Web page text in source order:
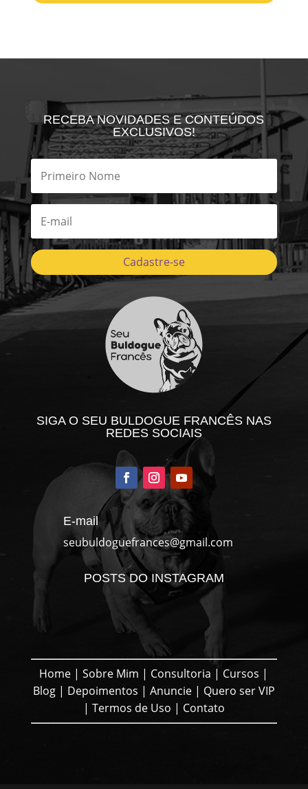
RECEBA NOVIDADES E CONTEÚDOS
EXCLUSIVOS!
Cadastre-se
SIGA O SEU BULDOGUE FRANCÊS NAS
REDES SOCIAIS
E-mail
seubuldoguefrances@gmail.com
POSTS DO INSTAGRAM
Home |Sobre Mim | Consultoria | Cursos |
Blog| Depoimentos | Anuncie| Quero ser VIP
| Termos de Uso | Contato